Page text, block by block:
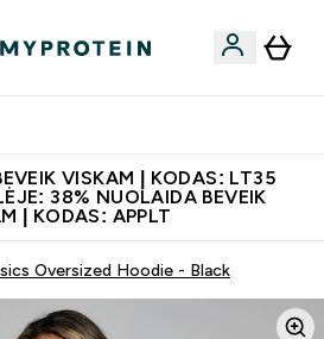
VISKAM | KODAS: LT35
38% NUOLAIDA BEVEIK
| KODAS: APPLT
Oversized Hoodie - Black